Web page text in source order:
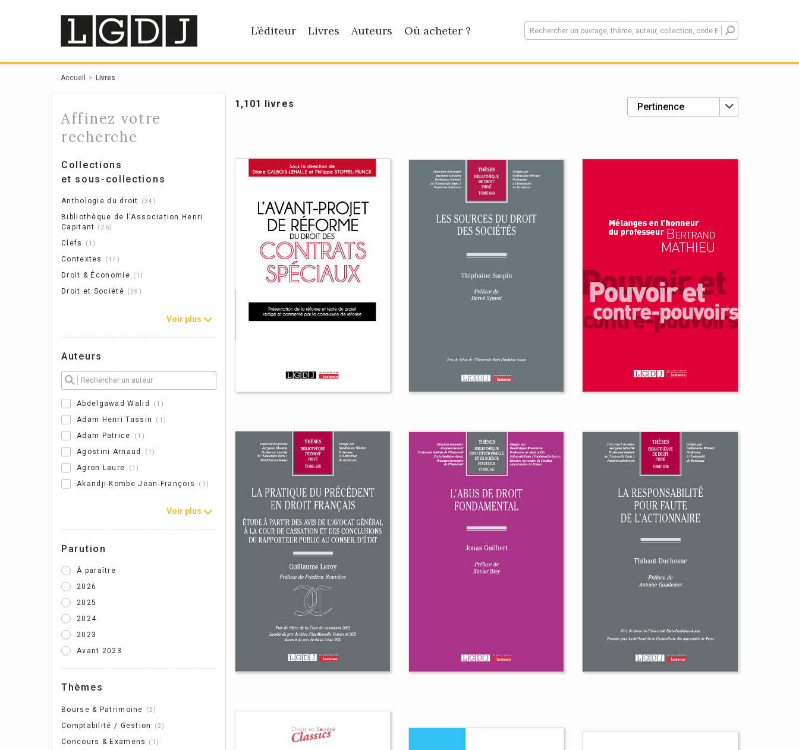
L’éditeur Livres Auteurs Où acheter ?
Accueil Livres
Affinez votre
recherche
Collections
et sous-collections
Anthologie du droit 34
Bibliothèque de l'Association Henri
Capitant
26
Clefs 1
Contextes 17
Droit & Économie 1
Droit et Société 59
Voir plus
Auteurs
Abdelgawad Walid 1
Adam Henri Tassin 1
Adam Patrice 1
Agostini Arnaud 1
Agron Laure 1
Akandji-Kombe Jean-François 1
Voir plus
Parution
À paraître
2026
2025
2024
2023
Avant 2023
Thèmes
Bourse & Patrimoine 2
Comptabilité / Gestion 2
Concours & Examens 1
1,101 livres
L'avant-projet de
réforme du droit des
contrats spéciaux
Philippe Stoffel-Munck
Galbois-Lehalle
Les sources du droit
des sociétés
Mélanges en
professeur Bertrand
Mathieu